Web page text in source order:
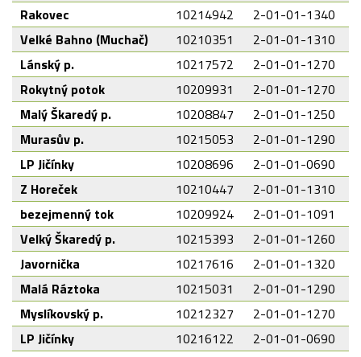
Rakovec
10214942
2-01-01-1340
Velké Bahno (Muchač)
10210351
2-01-01-1310
Lánský p.
10217572
2-01-01-1270
Rokytný potok
10209931
2-01-01-1270
Malý Škaredý p.
10208847
2-01-01-1250
Murasův p.
10215053
2-01-01-1290
LP Jičínky
10208696
2-01-01-0690
Z Horeček
10210447
2-01-01-1310
bezejmenný tok
10209924
2-01-01-1091
Velký Škaredý p.
10215393
2-01-01-1260
Javornička
10217616
2-01-01-1320
Malá Ráztoka
10215031
2-01-01-1290
Myslíkovský p.
10212327
2-01-01-1270
LP Jičínky
10216122
2-01-01-0690